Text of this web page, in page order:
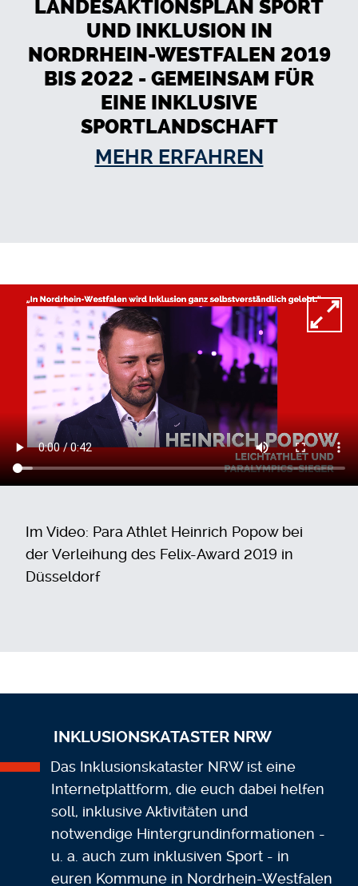
LANDESAKTIONSPLAN SPORT
UND INKLUSION IN
NORDRHEIN-WESTFALEN 2019
BIS 2022 - GEMEINSAM FÜR
EINE INKLUSIVE
SPORTLANDSCHAFT
MEHR ERFAHREN
Video-Datei
Im Video: Para Athlet Heinrich Popow bei
der Verleihung des Felix-Award 2019 in
Düsseldorf
INKLUSIONSKATASTER NRW
Das Inklusionskataster NRW ist eine
Internetplattform, die euch dabei helfen
soll, inklusive Aktivitäten und
notwendige Hintergrundinformationen -
u. a. auch zum inklusiven Sport - in
euren Kommune in Nordrhein-Westfalen